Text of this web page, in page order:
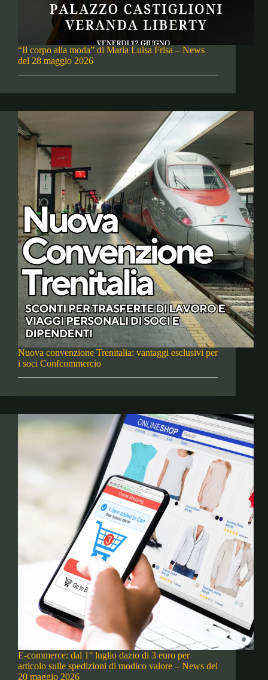
“Il corpo alla moda” di Maria Luisa Frisa – News
del 28 maggio 2026
Nuova convenzione Trenitalia: vantaggi esclusivi per
i soci Confcommercio
E-commerce: dal 1° luglio dazio di 3 euro per
articolo sulle spedizioni di modico valore – News del
20 maggio 2026